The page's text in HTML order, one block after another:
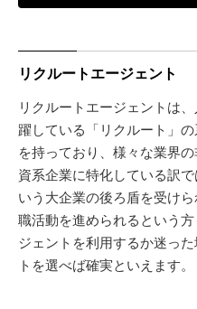
リクルートエージェント
リクルートエージェントは
躍している「リクルート」
を持っており、様々な業界
資系企業に特化している訳
いう大企業の後ろ盾を受け
職活動を進められるという
ジェントを利用するか迷っ
トを選べば確実といえます。